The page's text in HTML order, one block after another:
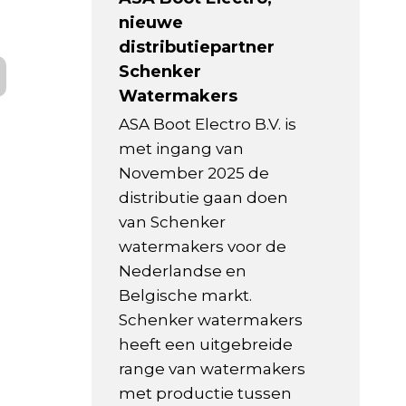
nieuwe
distributiepartner
Schenker
Watermakers
ASA Boot Electro B.V. is
met ingang van
November 2025 de
distributie gaan doen
van Schenker
watermakers voor de
Nederlandse en
Belgische markt.
Schenker watermakers
heeft een uitgebreide
range van watermakers
met productie tussen